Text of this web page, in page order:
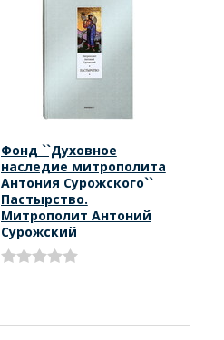
Фонд ``Духовное
наследие митрополита
Антония Сурожского``
Пастырство.
Митрополит Антоний
Сурожский